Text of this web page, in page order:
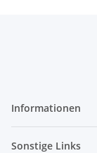
Informationen
Sonstige Links